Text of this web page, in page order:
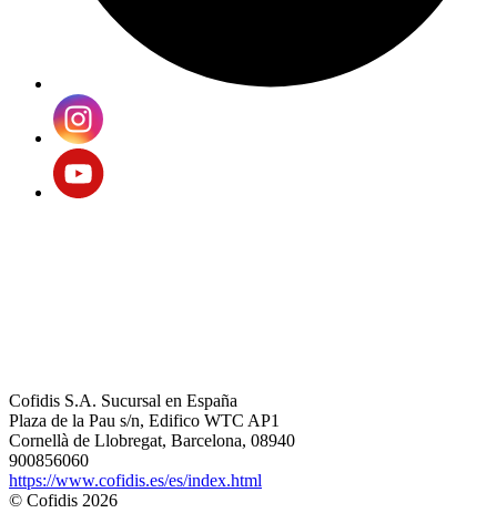
Cofidis S.A. Sucursal en España
Plaza de la Pau s/n, Edifico WTC AP1
Cornellà de Llobregat, Barcelona, 08940
900856060
https://www.cofidis.es/es/index.html
© Cofidis 2026